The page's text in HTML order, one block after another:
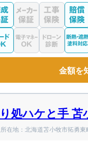
金額を
処ハケと手 苫
在地：北海道苫小牧市拓勇